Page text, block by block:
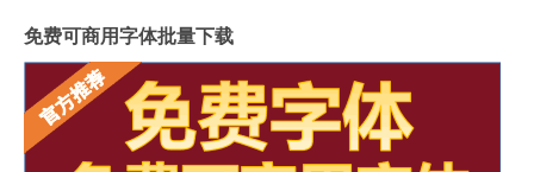
免费可商用字体批量下载